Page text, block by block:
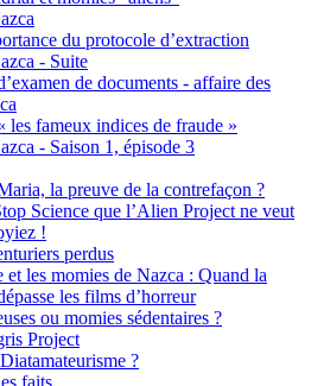
du protocole d’extraction
- Suite
de documents - affaire des
les fameux indices de fraude »
- Saison 1, épisode 3
la preuve de la contrefaçon ?
Science que l’Alien Project ne veut
!
perdus
et les momies de Nazca : Quand la
les films d’horreur
ou momies sédentaires ?
Project
?
faits